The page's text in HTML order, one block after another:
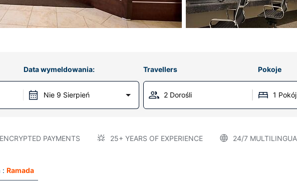
Data wymeldowania:
Nie 9 Sierpień
Travellers Pokoje
2 Dorośli 1 Pokój
PAYMENTS 25+ YEARS OF EXPERIENCE 24/7
: Ramada